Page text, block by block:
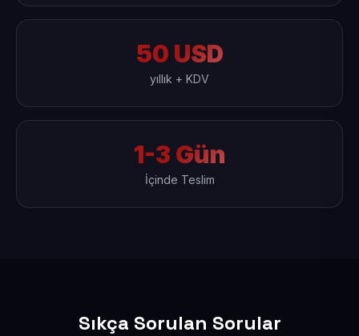
50 USD
yıllık + KDV
1-3 Gün
İçinde Teslim
Sıkça Sorulan Sorular